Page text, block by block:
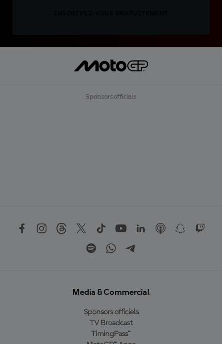
Sponsors officiels
Media & Commercial
Sponsors officiels
TV Broadcast
TimingPass™